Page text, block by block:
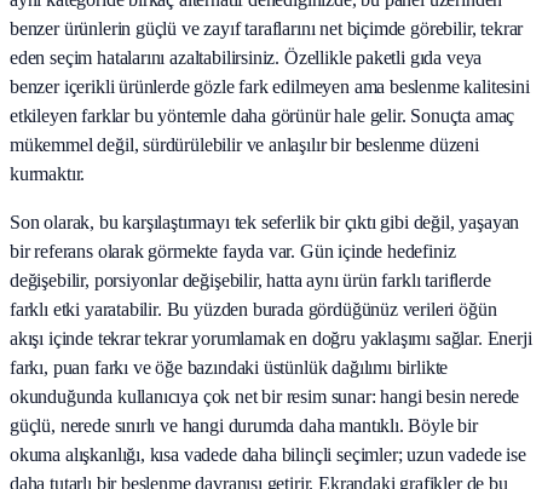
benzer ürünlerin güçlü ve zayıf taraflarını net biçimde görebilir, tekrar
eden seçim hatalarını azaltabilirsiniz. Özellikle paketli gıda veya
benzer içerikli ürünlerde gözle fark edilmeyen ama beslenme kalitesini
etkileyen farklar bu yöntemle daha görünür hale gelir. Sonuçta amaç
mükemmel değil, sürdürülebilir ve anlaşılır bir beslenme düzeni
kurmaktır.
Son olarak, bu karşılaştırmayı tek seferlik bir çıktı gibi değil, yaşayan
bir referans olarak görmekte fayda var. Gün içinde hedefiniz
değişebilir, porsiyonlar değişebilir, hatta aynı ürün farklı tariflerde
farklı etki yaratabilir. Bu yüzden burada gördüğünüz verileri öğün
akışı içinde tekrar tekrar yorumlamak en doğru yaklaşımı sağlar. Enerji
farkı, puan farkı ve öğe bazındaki üstünlük dağılımı birlikte
okunduğunda kullanıcıya çok net bir resim sunar: hangi besin nerede
güçlü, nerede sınırlı ve hangi durumda daha mantıklı. Böyle bir
okuma alışkanlığı, kısa vadede daha bilinçli seçimler; uzun vadede ise
daha tutarlı bir beslenme davranışı getirir. Ekrandaki grafikler de bu